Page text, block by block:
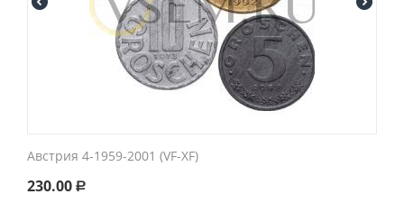
Австрия 4-1959-2001 (VF-XF)
230.00 Р